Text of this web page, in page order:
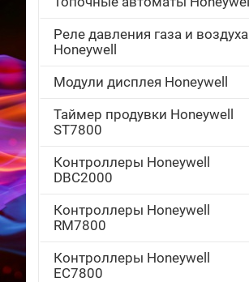
Реле давления газа и воздуха
Honeywell
Модули дисплея Honeywell
Таймер продувки Honeywell
ST7800
Контроллеры Honeywell
DBC2000
Контроллеры Honeywell
RM7800
Контроллеры Honeywell
EC7800